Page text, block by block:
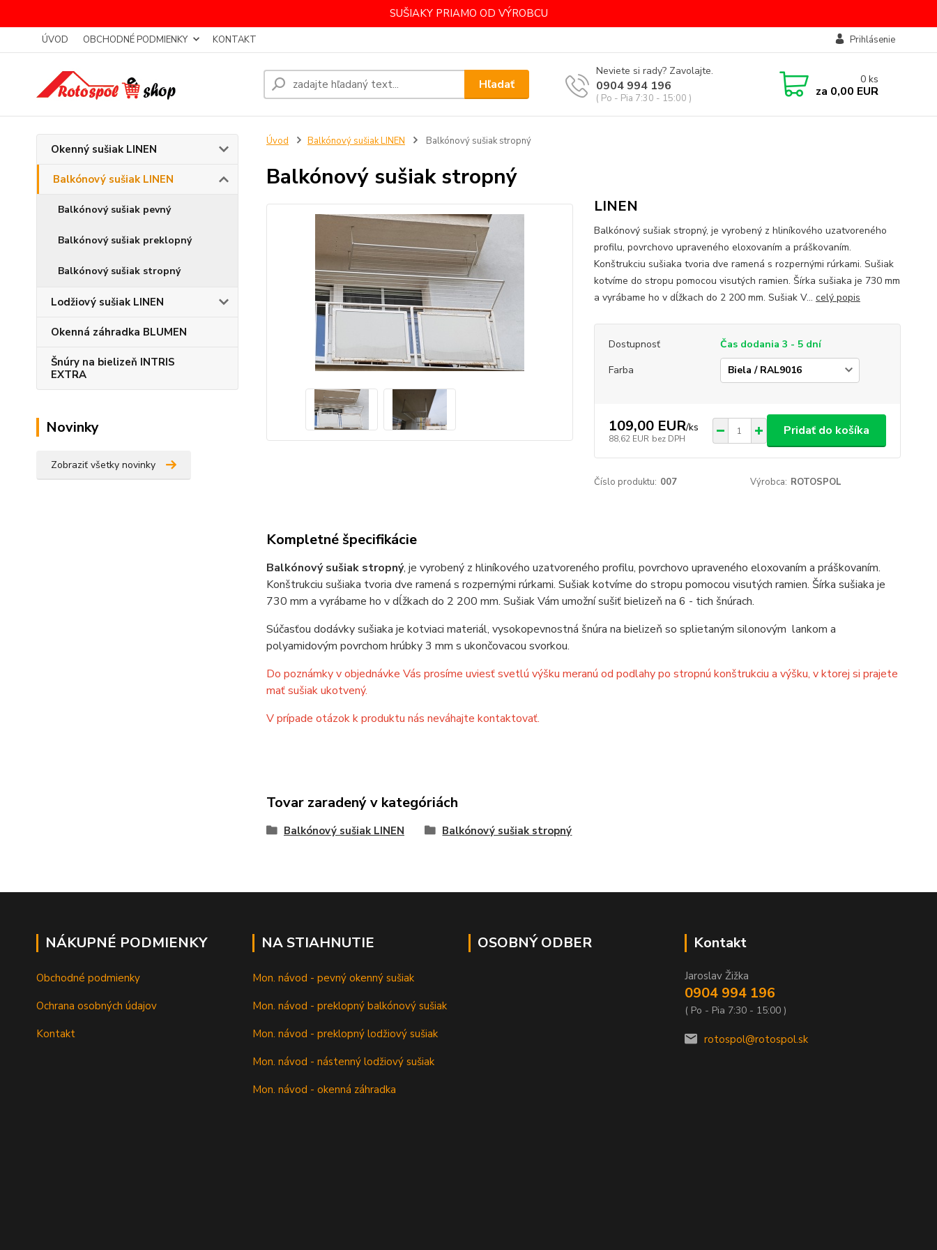
SUŠIAKY PRIAMO OD VÝROBCU
ÚVOD OBCHODNÉ PODMIENKY KONTAKT Prihlásenie
Hľadať
Neviete si rady? Zavolajte.
0904 994 196
( Po - Pia 7:30 - 15:00 )
0 ks
za 0,00 EUR
Okenný sušiak LINEN
Balkónový sušiak LINEN
Balkónový sušiak pevný
Balkónový sušiak preklopný
Balkónový sušiak stropný
Lodžiový sušiak LINEN
Okenná záhradka BLUMEN
Šnúry na bielizeň INTRIS
EXTRA
Novinky
Zobraziť všetky novinky
Úvod Balkónový sušiak LINEN Balkónový sušiak stropný
Balkónový sušiak stropný
LINEN
Balkónový sušiak stropný, je vyrobený z hliníkového uzatvoreného
profilu, povrchovo upraveného eloxovaním a práškovaním.
Konštrukciu sušiaka tvoria dve ramená s rozpernými rúrkami. Sušiak
kotvíme do stropu pomocou visutých ramien. Šírka sušiaka je 730 mm
a vyrábame ho v dĺžkach do 2 200 mm. Sušiak V... celý popis
Dostupnosť
Čas dodania 3 - 5 dní
Farba
109,00 EUR/ks
88,62 EUR bez DPH
Pridať do košíka
Číslo produktu: 007 Výrobca: ROTOSPOL
Kompletné špecifikácie
Balkónový sušiak stropný, je vyrobený z hliníkového uzatvoreného profilu, povrchovo upraveného eloxovaním a práškovaním.
Konštrukciu sušiaka tvoria dve ramená s rozpernými rúrkami. Sušiak kotvíme do stropu pomocou visutých ramien. Šírka sušiaka je
730 mm a vyrábame ho v dĺžkach do 2 200 mm. Sušiak Vám umožní sušiť bielizeň na 6 - tich šnúrach.
Súčasťou dodávky sušiaka je kotviaci materiál, vysokopevnostná šnúra na bielizeň so splietaným silonovým lankom a
polyamidovým povrchom hrúbky 3 mm s ukončovacou svorkou.
Do poznámky v objednávke Vás prosíme uviesť svetlú výšku meranú od podlahy po stropnú konštrukciu a výšku, v ktorej si prajete
mať sušiak ukotvený.
V prípade otázok k produktu nás neváhajte kontaktovať.
Tovar zaradený v kategóriách
Balkónový sušiak LINEN Balkónový sušiak stropný
NÁKUPNÉ PODMIENKY
Obchodné podmienky
Ochrana osobných údajov
Kontakt
NA STIAHNUTIE
Mon. návod - pevný okenný sušiak
Mon. návod - preklopný balkónový sušiak
Mon. návod - preklopný lodžiový sušiak
Mon. návod - nástenný lodžiový sušiak
Mon. návod - okenná záhradka
OSOBNÝ ODBER Kontakt
Jaroslav Žižka
0904 994 196
( Po - Pia 7:30 - 15:00 )
rotospol@rotospol.sk